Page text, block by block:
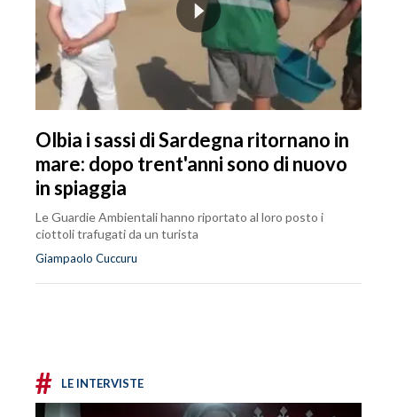
Olbia i sassi di Sardegna ritornano in
mare: dopo trent'anni sono di nuovo
in spiaggia
Le Guardie Ambientali hanno riportato al loro posto i
ciottoli trafugati da un turista
Giampaolo Cuccuru
# LE INTERVISTE